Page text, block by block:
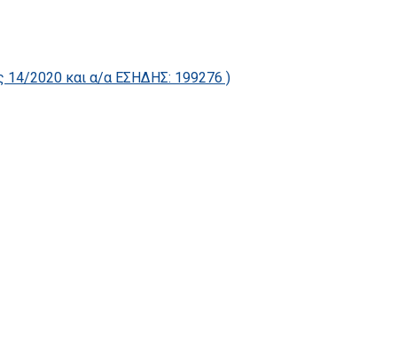
2020 και α/α ΕΣΗΔΗΣ: 199276 )